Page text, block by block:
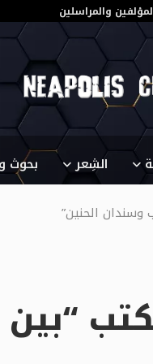
والمراسلين
الشِعر بحوث
الحنين”